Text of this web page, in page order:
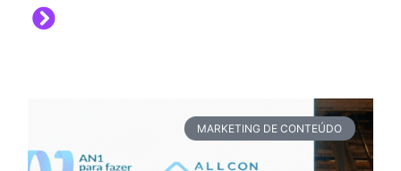
MARKETING DE CONTEÚDO